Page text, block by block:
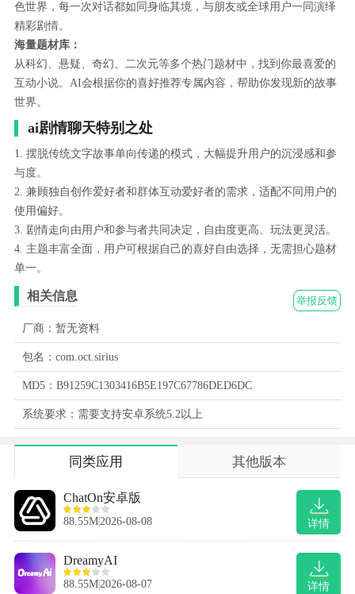
色世界，每一次对话都如同身临其境，与朋友或全球用户一同演绎
精彩剧情。
海量题材库：
从科幻、悬疑、奇幻、二次元等多个热门题材中，找到你最喜爱的
互动小说。AI会根据你的喜好推荐专属内容，帮助你发现新的故事
世界。
ai剧情聊天特别之处
1. 摆脱传统文字故事单向传递的模式，大幅提升用户的沉浸感和参
与度。
2. 兼顾独自创作爱好者和群体互动爱好者的需求，适配不同用户的
使用偏好。
3. 剧情走向由用户和参与者共同决定，自由度更高、玩法更灵活。
4. 主题丰富全面，用户可根据自己的喜好自由选择，无需担心题材
单一。
举报反馈
相关信息
厂商：暂无资料
包名：com.oct.sirius
MD5：B91259C1303416B5E197C67786DED6DC
系统要求：需要支持安卓系统5.2以上
同类应用 其他版本
详情
ChatOn安卓版
88.55M2026-08-08
详情
DreamyAI
88.55M2026-08-07